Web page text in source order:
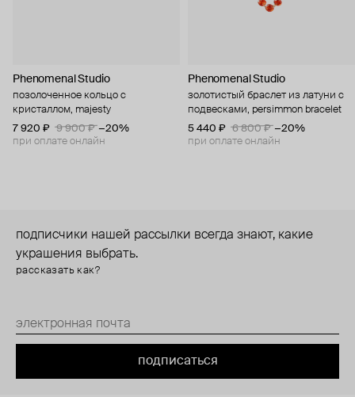
Phenomenal Studio
позолоченное кольцо с
кристаллом, majesty
7 920 ₽
9 900 ₽ −20%
при оплате онлайн
Phenomenal Studio
золотистый браслет из латуни с
подвесками, persimmon bracelet
5 440 ₽
6 800 ₽ −20%
при оплате онлайн
подписчики нашей рассылки всегда знают, какие
украшения выбрать.
рассказать как?
подписаться